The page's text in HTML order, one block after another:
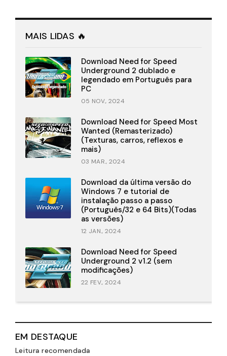
MAIS LIDAS 🔥
Download Need for Speed
Underground 2 dublado e
legendado em Português para
PC
05 NOV., 2024
Download Need for Speed Most
Wanted (Remasterizado)
(Texturas, carros, reflexos e
mais)
03 MAR., 2024
Download da última versão do
Windows 7 e tutorial de
instalação passo a passo
(Português/32 e 64 Bits)(Todas
as versões)
12 JAN., 2024
Download Need for Speed
Underground 2 v1.2 (sem
modificações)
22 FEV., 2024
EM DESTAQUE
Leitura recomendada